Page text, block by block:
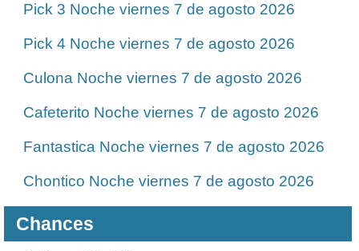
Pick 3 Noche viernes 7 de agosto 2026
Pick 4 Noche viernes 7 de agosto 2026
Culona Noche viernes 7 de agosto 2026
Cafeterito Noche viernes 7 de agosto 2026
Fantastica Noche viernes 7 de agosto 2026
Chontico Noche viernes 7 de agosto 2026
Chances